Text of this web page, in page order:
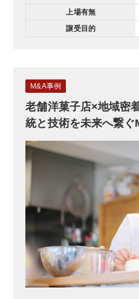
上場有無
譲受目的
M&A事例
老舗洋菓子店×地域密
統と技術を未来へ繋ぐ